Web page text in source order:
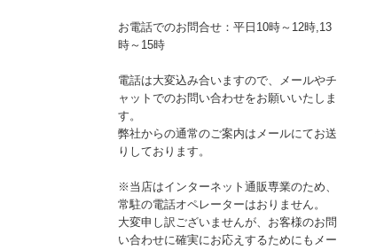
お電話でのお問合せ：平日10時～12時,13
時～15時
電話は大変込み合いますので、メールやチ
ャットでのお問い合わせをお願いいたしま
す。
弊社からの通常のご案内はメールにてお送
りしております。
※当店はインターネット通販専業のため、
常駐の電話オペレーターはおりません。
大変申し訳ございませんが、お客様のお問
い合わせに確実にお応えするためにもメー